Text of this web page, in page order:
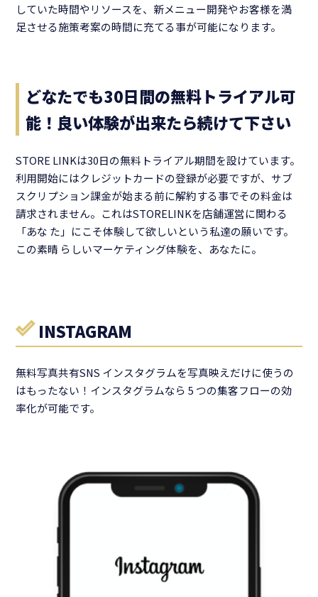
していた時間やリソースを、新メニュー開発やお客様を満
足させる施策考案の時間に充てる事が可能になります。
どなたでも30日間の無料トライアル可
能！良い体験が出来たら続けて下さい
STORE LINKは30日の無料トライアル期間を設けています。
利用開始にはクレジットカードの登録が必要ですが、サブ
スクリプション課金が始まる前に解約する事でその料金は
請求されません。これはSTORELINKを店舗運営に関わる
「あな た」にこそ体験して欲しいという私達の願いです。
この素晴 らしいマーケティング体験を、あなたに。
INSTAGRAM
無料写真共有SNS インスタグラムを写真映えだけに使うの
はもったない！インスタグラムなら 5 つの集客フローの効
率化が可能です。